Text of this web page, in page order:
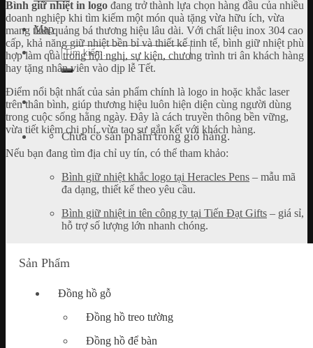
Map
Tìm
kiếm:
Chưa có sản phẩm trong giỏ hàng.
Bình giữ nhiệt in logo đang trở thành lựa chọn hàng đầu của nhiều
doanh nghiệp khi tìm kiếm một món quà tặng vừa hữu ích, vừa
mang tính quảng bá thương hiệu lâu dài. Với chất liệu inox 304 cao
cấp, khả năng giữ nhiệt bền bỉ và thiết kế tinh tế, bình giữ nhiệt phù
hợp làm quà trong hội nghị, sự kiện, chương trình tri ân khách hàng
hay tặng nhân viên vào dịp lễ Tết.
Điểm nổi bật nhất của sản phẩm chính là logo in hoặc khắc laser
trên thân bình, giúp thương hiệu luôn hiện diện cùng người dùng
trong cuộc sống hằng ngày. Đây là cách truyền thông bền vững,
vừa tiết kiệm chi phí, vừa tạo sự gắn kết với khách hàng.
Nếu bạn đang tìm địa chỉ uy tín, có thể tham khảo:
Bình giữ nhiệt khắc logo tại Heracles Pens – mẫu mã
đa dạng, thiết kế theo yêu cầu.
Bình giữ nhiệt in tên công ty tại Tiến Đạt Gifts – giá sỉ,
hỗ trợ số lượng lớn nhanh chóng.
Sản Phẩm
Đồng hồ gỗ
Đồng hồ treo tường
Đồng hồ để bàn